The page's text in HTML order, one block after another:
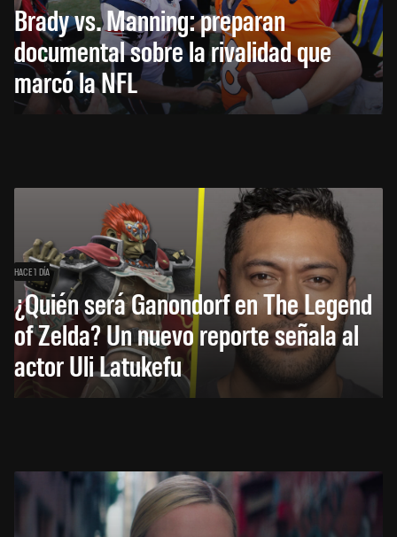
Brady vs. Manning: preparan
documental sobre la rivalidad que
marcó la NFL
HACE 1 DÍA
¿Quién será Ganondorf en The Legend
of Zelda? Un nuevo reporte señala al
actor Uli Latukefu